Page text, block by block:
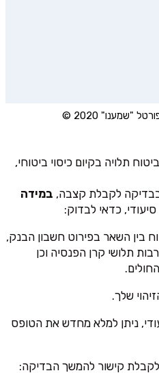
"שמענו" 2020 ©
תלויה בקיום כיסוי ביטוחי,
בבדיקה לקבלת קצבה, במידה
כדאי לבדוק:
בין השאר בפירוט חשבון הבנק,
תלושי קרן הפנסיה וכן
שלך.
ניתן למלא מחדש את הטופס
לקבלת קישור להמשך הבדיקה: